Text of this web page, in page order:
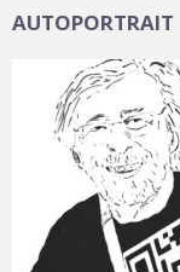
AUTOPORTRAIT